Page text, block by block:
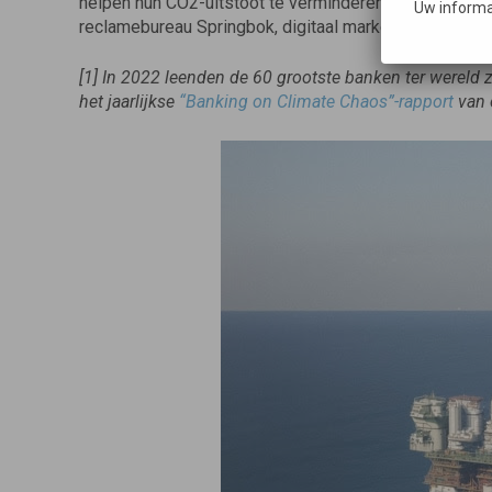
reclamebureau Springbok, digitaal marketingbureau
[1] In 2022 leenden de 60 grootste banken ter
het jaarlijkse “Banking on Climate Chaos”-rapport van
Uw